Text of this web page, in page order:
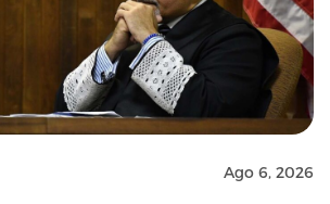
Ago 6, 2026